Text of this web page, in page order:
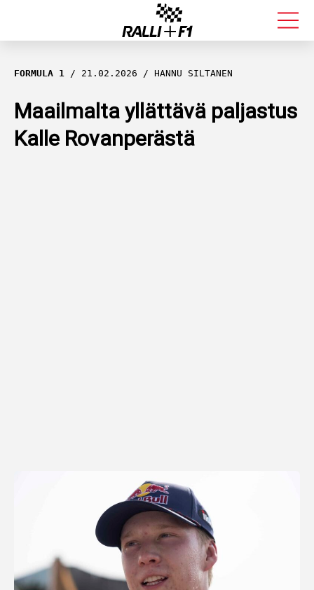
FORMULA 1
RALLI
KALLE ROVANPERÄ
FORMULA 1 21.02.2026 HANNU SILTANEN
Maailmalta yllättävä paljastus
Kalle Rovanperästä